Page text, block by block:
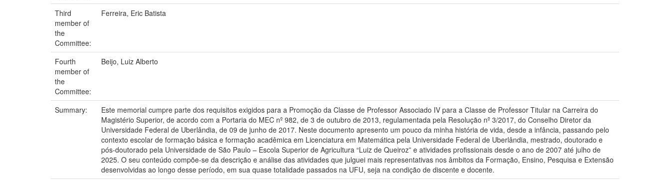
Third
member of
the
Committee:
Ferreira, Eric Batista
Fourth
member of
the
Committee:
Beijo, Luiz Alberto
Summary:
Este memorial cumpre parte dos requisitos exigidos para a Promoção da Classe de Professor Associado IV para a Classe de Professor Titular na Carreira do
Magistério Superior, de acordo com a Portaria do MEC nº 982, de 3 de outubro de 2013, regulamentada pela Resolução nº 3/2017, do Conselho Diretor da
Universidade Federal de Uberlândia, de 09 de junho de 2017. Neste documento apresento um pouco da minha história de vida, desde a infância, passando pelo
contexto escolar de formação básica e formação acadêmica em Licenciatura em Matemática pela Universidade Federal de Uberlândia, mestrado, doutorado e
pós-doutorado pela Universidade de São Paulo – Escola Superior de Agricultura “Luiz de Queiroz” e atividades profissionais desde o ano de 2007 até julho de
2025. O seu conteúdo compõe-se da descrição e análise das atividades que julguei mais representativas nos âmbitos da Formação, Ensino, Pesquisa e Extensão
desenvolvidas ao longo desse período, em sua quase totalidade passados na UFU, seja na condição de discente e docente.